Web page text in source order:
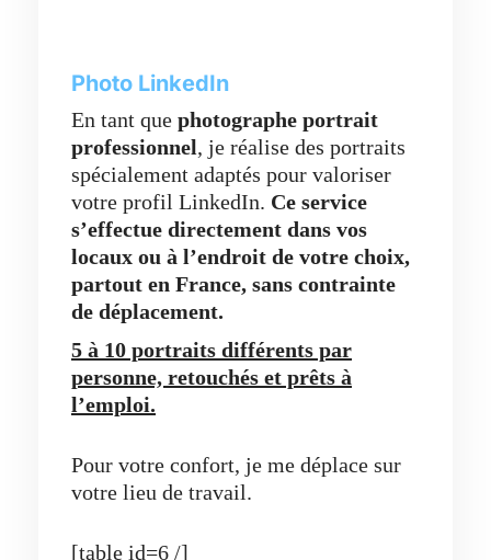
Photo LinkedIn
En tant que photographe portrait
professionnel, je réalise des portraits
spécialement adaptés pour valoriser
votre profil LinkedIn. Ce service
s’effectue directement dans vos
locaux ou à l’endroit de votre choix,
partout en France, sans contrainte
de déplacement.
5 à 10 portraits différents par
personne, retouchés et prêts à
l’emploi.
Pour votre confort, je me déplace sur
votre lieu de travail.
[table id=6 /]